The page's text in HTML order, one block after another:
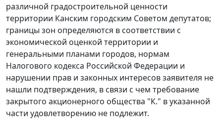
различной градостроительной ценности
территории Канским городским Советом депутатов;
границы зон определяются в соответствии с
экономической оценкой территории и
генеральными планами городов, нормам
Налогового кодекса Российской Федерации и
нарушении прав и законных интересов заявителя не
нашли подтверждения, в связи с чем требование
закрытого акционерного общества "К." в указанной
части удовлетворению не подлежит.